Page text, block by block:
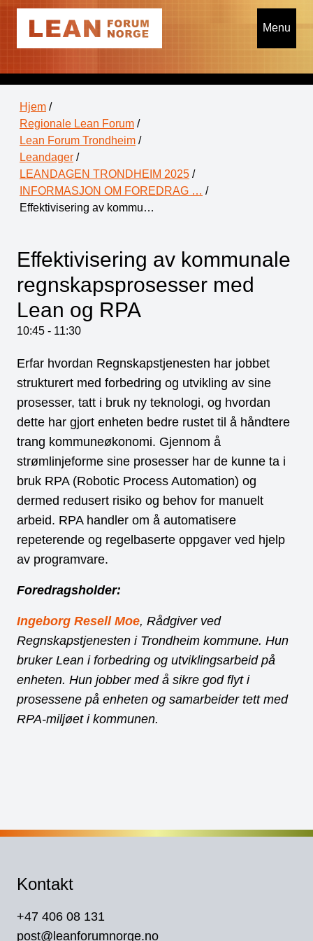
Menu
Hjem /
Regionale Lean Forum /
Lean Forum Trondheim /
Leandager /
LEANDAGEN TRONDHEIM 2025 /
INFORMASJON OM FOREDRAG … /
Effektivisering av kommu…
Effektivisering av kommunale
regnskapsprosesser med
Lean og RPA
10:45 - 11:30
Erfar hvordan Regnskapstjenesten har jobbet
strukturert med forbedring og utvikling av sine
prosesser, tatt i bruk ny teknologi, og hvordan
dette har gjort enheten bedre rustet til å håndtere
trang kommuneøkonomi. Gjennom å
strømlinjeforme sine prosesser har de kunne ta i
bruk RPA (Robotic Process Automation) og
dermed redusert risiko og behov for manuelt
arbeid. RPA handler om å automatisere
repeterende og regelbaserte oppgaver ved hjelp
av programvare.
Foredragsholder:
Ingeborg Resell Moe, Rådgiver ved
Regnskapstjenesten i Trondheim kommune. Hun
bruker Lean i forbedring og utviklingsarbeid på
enheten. Hun jobber med å sikre god flyt i
prosessene på enheten og samarbeider tett med
RPA-miljøet i kommunen.
Kontakt
+47 406 08 131
post@leanforumnorge.no